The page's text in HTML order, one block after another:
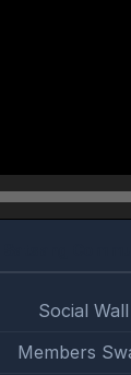
Social Wall
Members